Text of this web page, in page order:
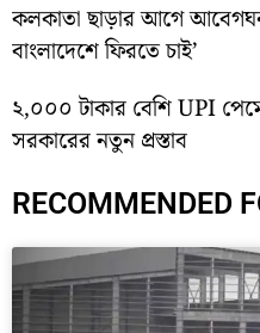
কলকাতা ছাড়ার আগে
বাংলাদেশে ফিরতে চাই’
২,০০০ টাকার বেশি UPI
সরকারের নতুন প্রস্তাব
RECOMMENDED